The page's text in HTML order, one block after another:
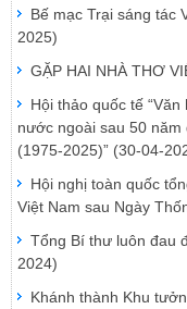
Bế mạc Trại sáng tác
2025)
GẶP HAI NHÀ THƠ
Hội thảo quốc tế
nước ngoài sau 50
(1975-2025)” (30-04-
Hội nghị toàn quốc
Việt Nam sau Ngày
Tổng Bí thư luôn đau
2024)
Khánh thành Khu